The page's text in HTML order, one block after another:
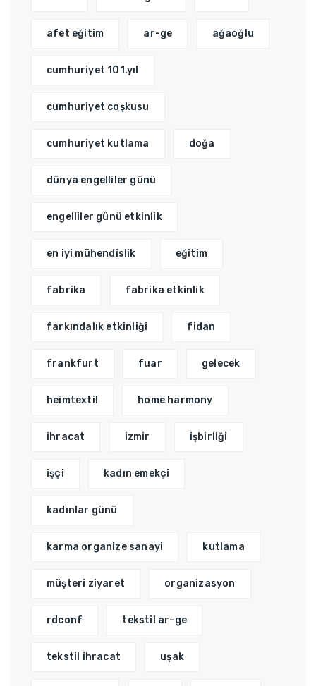
afet eğitim ar-ge ağaoğlu
cumhuriyet 101.yıl
cumhuriyet coşkusu
cumhuriyet kutlama doğa
dünya engelliler günü
engelliler günü etkinlik
en iyi mühendislik eğitim
fabrika fabrika etkinlik
farkındalık etkinliği fidan
frankfurt fuar gelecek
heimtextil home harmony
ihracat izmir işbirliği
işçi kadın emekçi
kadınlar günü
karma organize sanayi kutlama
müşteri ziyaret organizasyon
rdconf tekstil ar-ge
tekstil ihracat uşak